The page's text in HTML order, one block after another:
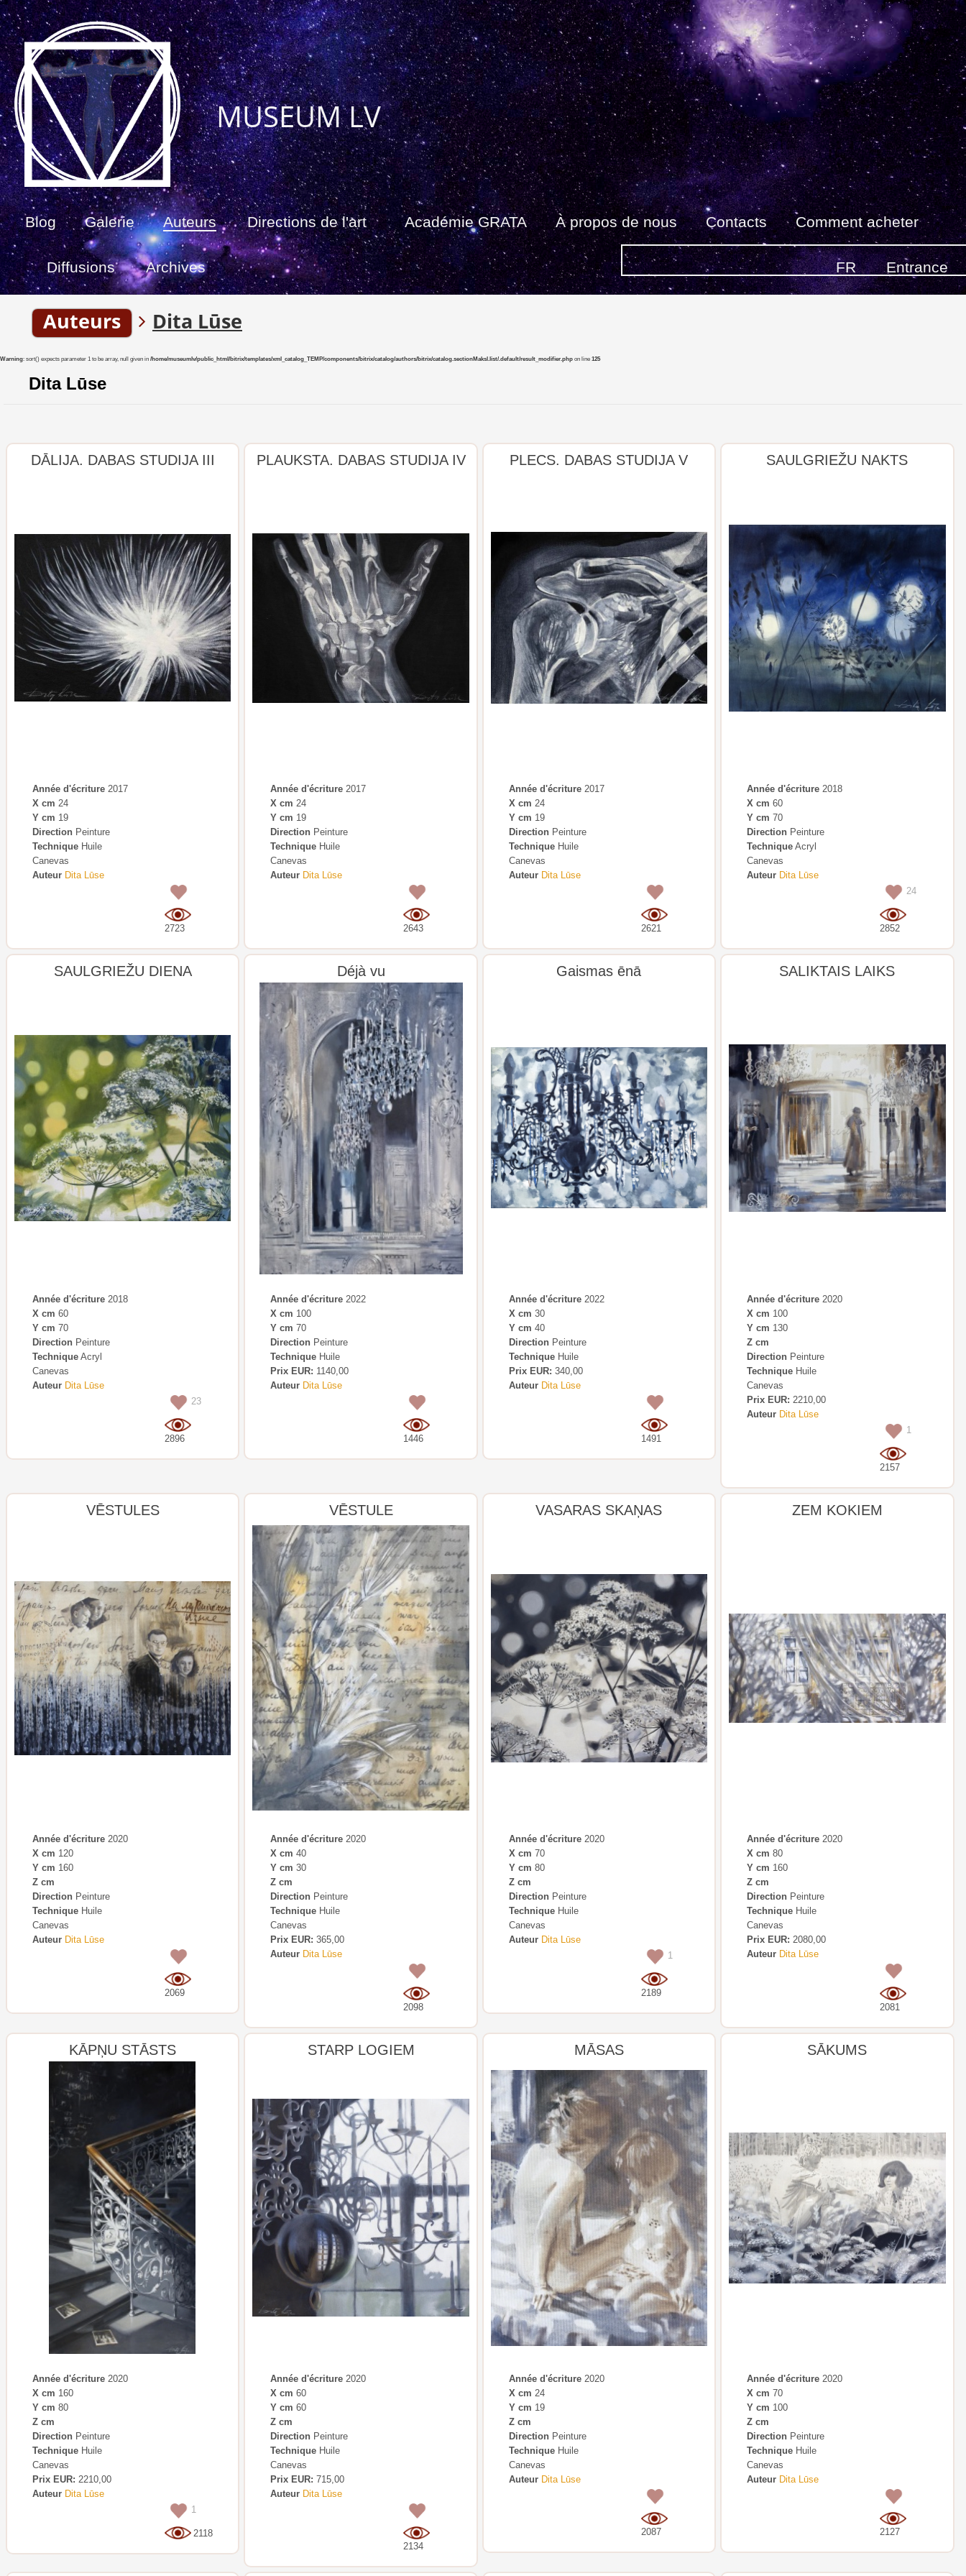
Blog Galerie Auteurs Directions de l'art Académie GRATA À propos de nous Contacts Comment acheter
Diffusions Archives Entrance
FR
MUSEUM LV
Auteurs Dita Lūse
Warning: sort() expects parameter 1 to be array, null given in /home/museumlv/public_html/bitrix/templates/xml_catalog_TEMP/components/bitrix/catalog/authors/bitrix/catalog.sectionMaksl.list/.default/result_modifier.php on line 125
Dita Lūse
DĀLIJA. DABAS STUDIJA III
Année d'écriture 2017
X cm 24
Y cm 19
Direction Peinture
Technique Huile
Canevas
Auteur Dita Lūse
2723
PLAUKSTA. DABAS STUDIJA IV
Année d'écriture 2017
X cm 24
Y cm 19
Direction Peinture
Technique Huile
Canevas
Auteur Dita Lūse
2643
PLECS. DABAS STUDIJA V
Année d'écriture2017
X cm 24
Y cm 19
DirectionPeinture
TechniqueHuile
Canevas
Auteur Dita Lūse
2621
SAULGRIEŽU NAKTS
Année d'écriture 2018
X cm 60
Y cm 70
Direction Peinture
Technique Acryl
Canevas
Auteur Dita Lūse
24
2852
SAULGRIEŽU DIENA
Année d'écriture 2018
X cm 60
Y cm 70
Direction Peinture
Technique Acryl
Canevas
Auteur Dita Lūse
23
2896
Déjà vu
Année d'écriture 2022
X cm 100
Y cm 70
Direction Peinture
Technique Huile
Prix EUR: 1140,00
Auteur Dita Lūse
1446
Gaismas ēnā
Année d'écriture2022
X cm 30
Y cm 40
DirectionPeinture
TechniqueHuile
Prix EUR: 340,00
Auteur Dita Lūse
1491
SALIKTAIS LAIKS
Année d'écriture 2020
X cm 100
Y cm 130
Z cm
Direction Peinture
Technique Huile
Canevas
Prix EUR: 2210,00
Auteur Dita Lūse
1
2157
VĒSTULES
Année d'écriture 2020
X cm 120
Y cm 160
Z cm
Direction Peinture
Technique Huile
Canevas
Auteur Dita Lūse
2069
VĒSTULE
Année d'écriture 2020
X cm 40
Y cm 30
Z cm
Direction Peinture
Technique Huile
Canevas
Prix EUR: 365,00
Auteur Dita Lūse
2098
VASARAS SKAŅAS
Année d'écriture2020
X cm 70
Y cm 80
Z cm
DirectionPeinture
TechniqueHuile
Canevas
Auteur Dita Lūse
1
2189
ZEM KOKIEM
Année d'écriture 2020
X cm 80
Y cm 160
Z cm
Direction Peinture
Technique Huile
Canevas
Prix EUR: 2080,00
Auteur Dita Lūse
2081
KĀPŅU STĀSTS
Année d'écriture 2020
X cm 160
Y cm 80
Z cm
Direction Peinture
Technique Huile
Canevas
Prix EUR: 2210,00
Auteur Dita Lūse
1
2118
STARP LOGIEM
Année d'écriture 2020
X cm 60
Y cm 60
Z cm
Direction Peinture
Technique Huile
Canevas
Prix EUR: 715,00
Auteur Dita Lūse
2134
MĀSAS
Année d'écriture2020
X cm 24
Y cm 19
Z cm
DirectionPeinture
TechniqueHuile
Canevas
Auteur Dita Lūse
2087
SĀKUMS
Année d'écriture 2020
X cm 70
Y cm 100
Z cm
Direction Peinture
Technique Huile
Canevas
Auteur Dita Lūse
2127